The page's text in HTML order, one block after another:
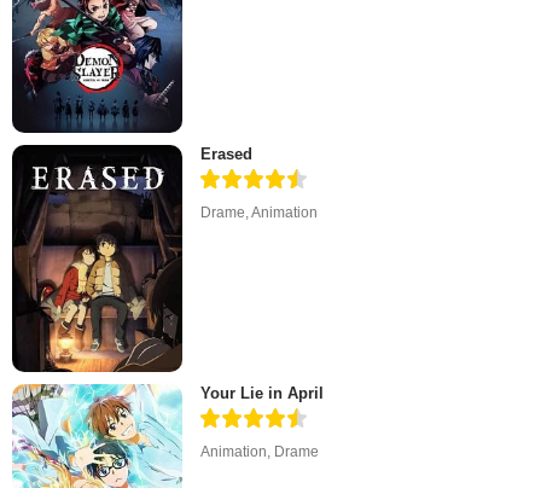
Erased
Drame ,Animation
Your Lie in April
Animation, Drame